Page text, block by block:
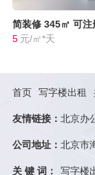
简装修 345㎡ 可注
5 元/㎡*天
首页 写字楼出租
友情链接： 北京办
公司地址： 北京市
关 键 词： 写字楼